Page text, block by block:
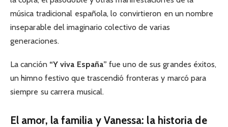
música tradicional española, lo convirtieron en un nombre
inseparable del imaginario colectivo de varias
generaciones.
La canción “Y viva España” fue uno de sus grandes éxitos,
un himno festivo que trascendió fronteras y marcó para
siempre su carrera musical.
El amor, la familia y Vanessa: la historia de